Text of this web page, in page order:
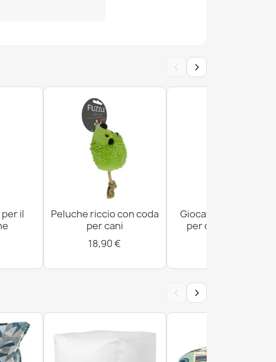
‹ ›
il
Peluche riccio con coda
per cani
18,90 €
Giocattolo di peluche
per cani a forma di
‹ ›